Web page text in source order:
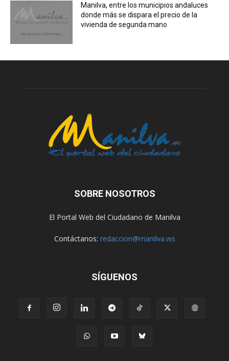
Manilva, entre los municipios andaluces
donde más se dispara el precio de la
vivienda de segunda mano
SOBRE NOSOTROS
El Portal Web del Ciudadano de Manilva
Contáctanos: redaccion@manilva.ws
SÍGUENOS